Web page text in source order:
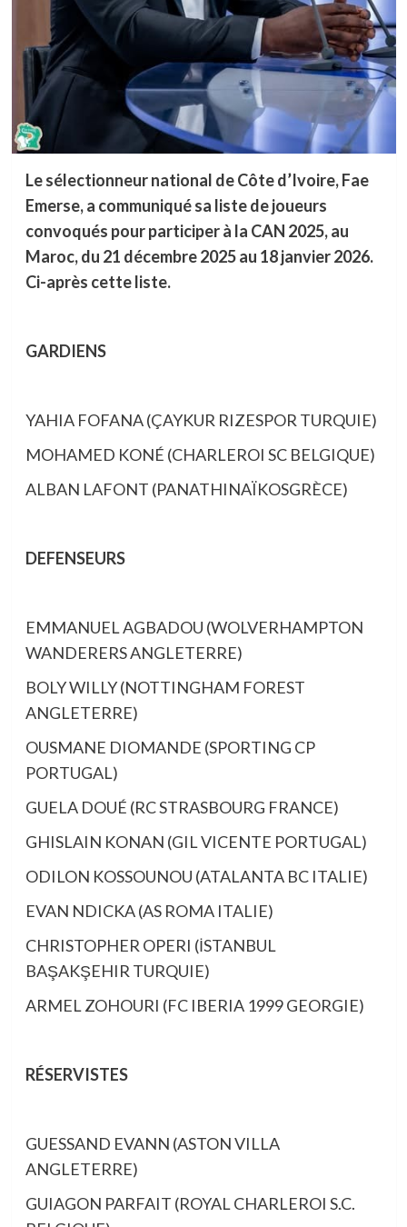
Le sélectionneur national de Côte d’Ivoire, Fae
Emerse, a communiqué sa liste de joueurs
convoqués pour participer à la CAN 2025, au
Maroc, du 21 décembre 2025 au 18 janvier 2026.
Ci-après cette liste.
GARDIENS
YAHIA FOFANA (ÇAYKUR RIZESPOR TURQUIE)
MOHAMED KONÉ (CHARLEROI SC BELGIQUE)
ALBAN LAFONT (PANATHINAÏKOSGRÈCE)
DEFENSEURS
EMMANUEL AGBADOU (WOLVERHAMPTON
WANDERERS ANGLETERRE)
BOLY WILLY (NOTTINGHAM FOREST
ANGLETERRE)
OUSMANE DIOMANDE (SPORTING CP
PORTUGAL)
GUELA DOUÉ (RC STRASBOURG FRANCE)
GHISLAIN KONAN (GIL VICENTE PORTUGAL)
ODILON KOSSOUNOU (ATALANTA BC ITALIE)
EVAN NDICKA (AS ROMA ITALIE)
CHRISTOPHER OPERI (İSTANBUL
BAŞAKŞEHIR TURQUIE)
ARMEL ZOHOURI (FC IBERIA 1999 GEORGIE)
RÉSERVISTES
GUESSAND EVANN (ASTON VILLA
ANGLETERRE)
GUIAGON PARFAIT (ROYAL CHARLEROI S.C.